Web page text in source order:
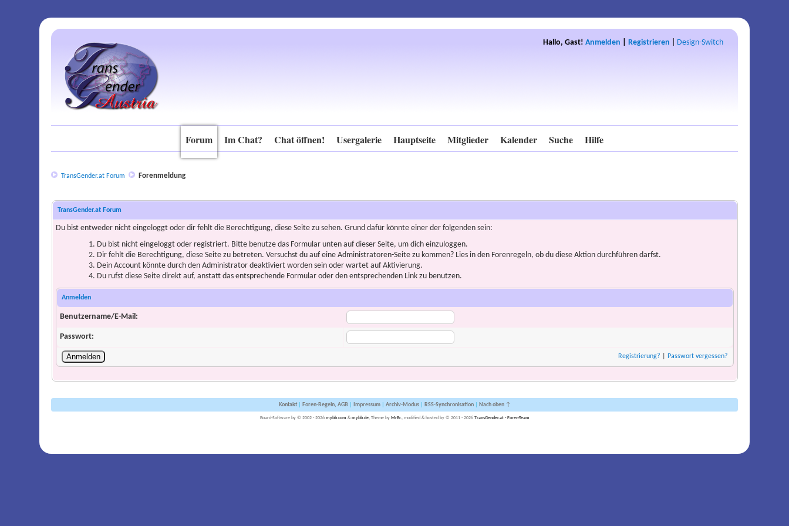
Hallo, Gast! Anmelden Registrieren Design-Switch
Forum Im Chat? Chat öffnen! Usergalerie Hauptseite Mitglieder Kalender Suche Hilfe
TransGender.at Forum Forenmeldung
TransGender.at Forum
Du bist entweder nicht eingeloggt oder dir fehlt die Berechtigung, diese Seite zu sehen. Grund dafür könnte einer der folgenden sein:
Du bist nicht eingeloggt oder registriert. Bitte benutze das Formular unten auf dieser Seite, um dich einzuloggen.
Dir fehlt die Berechtigung, diese Seite zu betreten. Versuchst du auf eine Administratoren-Seite zu kommen? Lies in den Forenregeln, ob du diese Aktion durchführen darfst.
Dein Account könnte durch den Administrator deaktiviert worden sein oder wartet auf Aktivierung.
Du rufst diese Seite direkt auf, anstatt das entsprechende Formular oder den entsprechenden Link zu benutzen.
Anmelden
Benutzername/E-Mail:
Passwort:
Registrierung? Passwort vergessen?
Kontakt| Foren-Regeln, AGB| Impressum| Archiv-Modus| RSS-Synchronisation| Nach oben ↑
Board-Software by © 2002 - 2026 mybb.com & mybb.de, Theme by MrBr., modified & hosted by © 2011 - 2026 TransGender.at - Foren-Team